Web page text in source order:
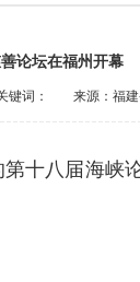
论坛在福州开幕
键词： 来源：福
八届海峡论